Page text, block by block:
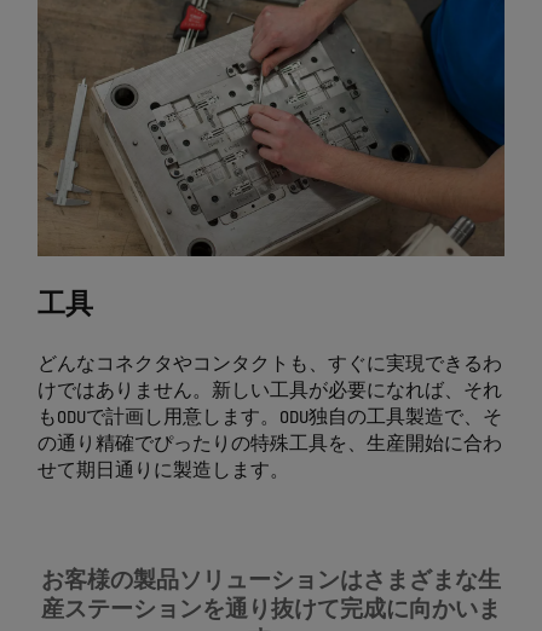
工具
どんなコネクタやコンタクトも、すぐに実現できるわ
けではありません。新しい工具が必要になれば、それ
もODUで計画し用意します。ODU独自の工具製造で、そ
の通り精確でぴったりの特殊工具を、生産開始に合わ
せて期日通りに製造します。
お客様の製品ソリューションはさまざまな生
産ステーションを通り抜けて完成に向かいま